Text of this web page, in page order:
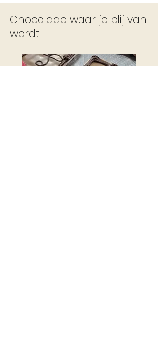
Chocolade waar je blij van
wordt!